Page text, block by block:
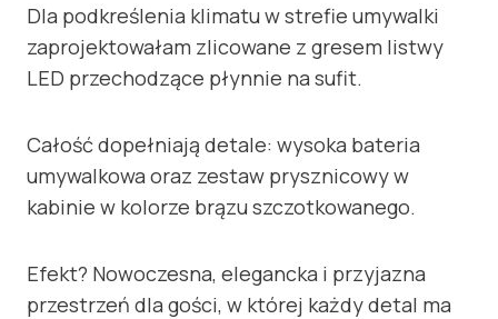
Dla podkreślenia klimatu w strefie umywalki
zaprojektowałam zlicowane z gresem listwy
LED przechodzące płynnie na sufit.
Całość dopełniają detale: wysoka bateria
umywalkowa oraz zestaw prysznicowy w
kabinie w kolorze brązu szczotkowanego.
Efekt? Nowoczesna, elegancka i przyjazna
przestrzeń dla gości, w której każdy detal ma